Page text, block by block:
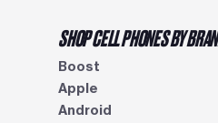
SHOP CELL PHONES BY
Boost
Apple
Android